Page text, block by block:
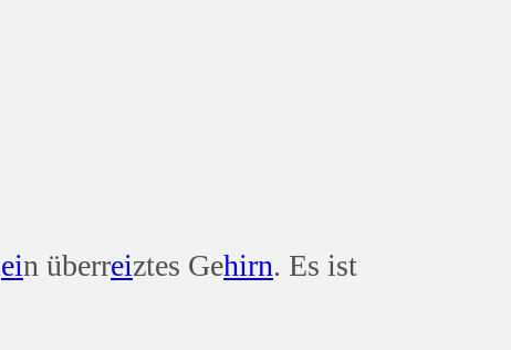
ein überreiztes Gehirn. Es ist